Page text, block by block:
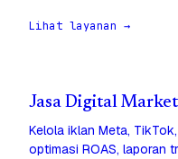
Lihat layanan →
Jasa Digital
Kelola iklan Meta,
optimasi ROAS, laporan